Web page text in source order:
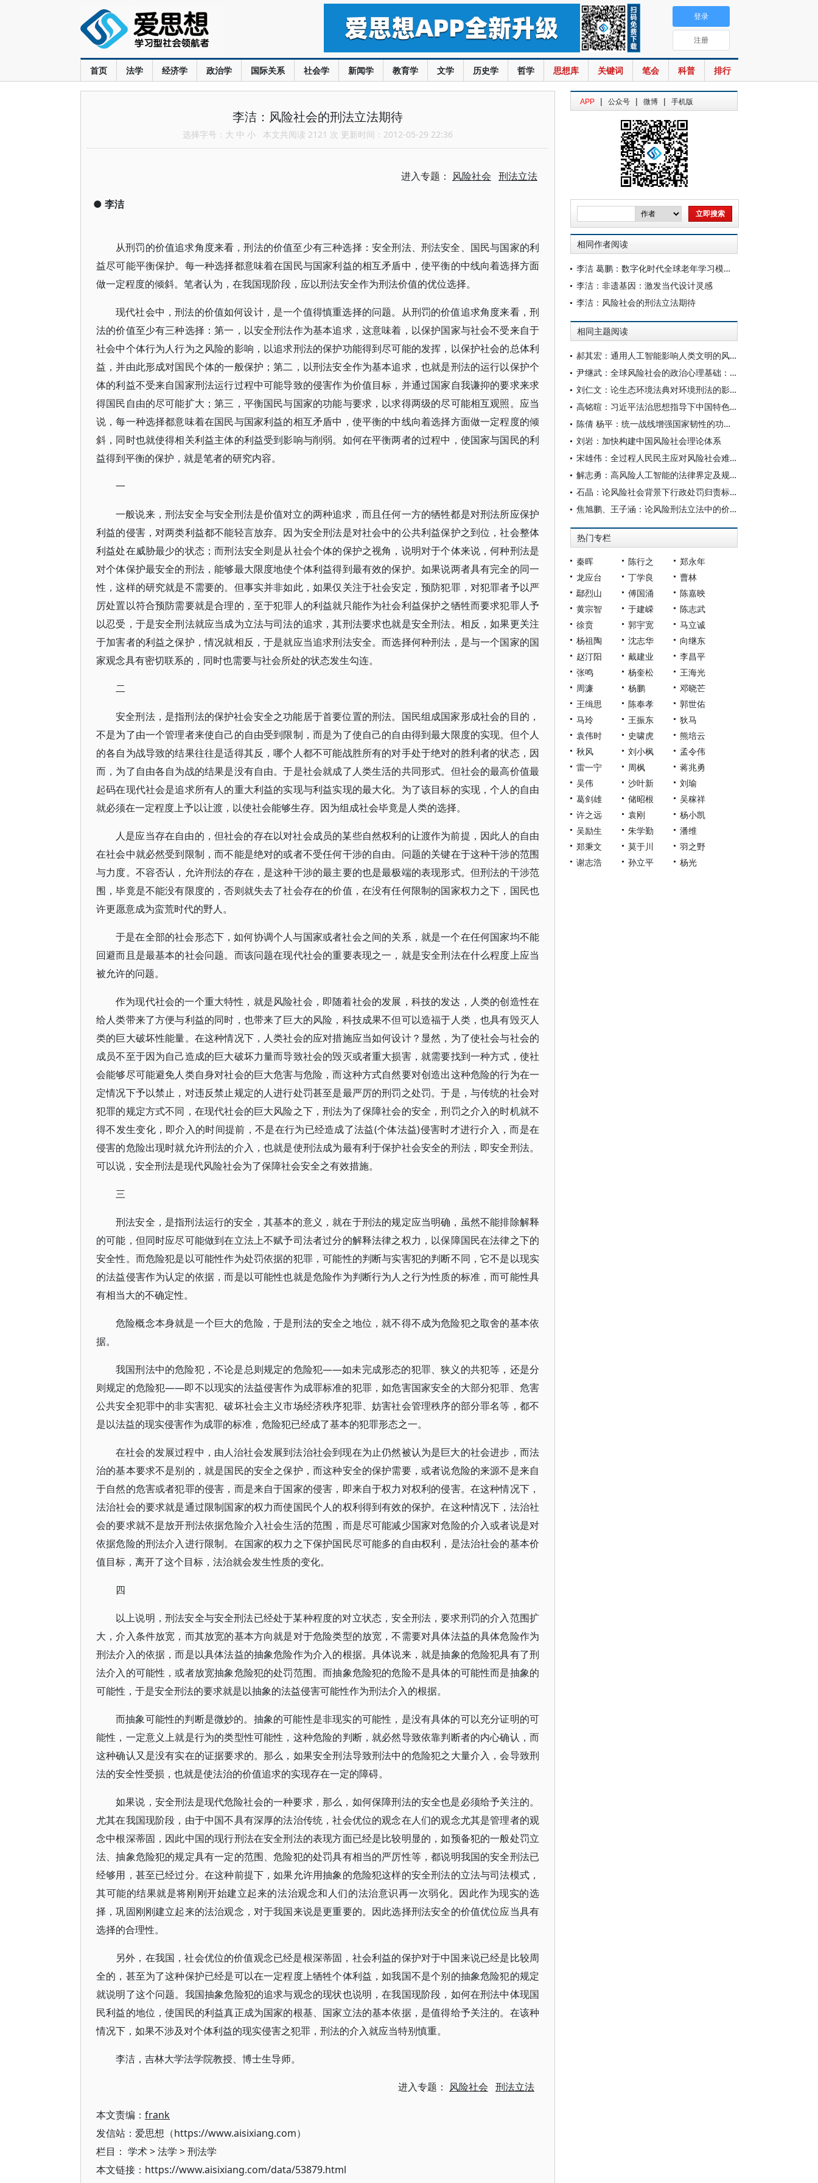
首页 法学 经济学 政治学 国际关系 社会学 新闻学 教育学 文学 历史学 哲学 思想库 关键词 笔会 科普 排行
登录
注册
李洁：风险社会的刑法立法期待
选择字号： 大 中 小 本文共阅读 2121 次 更新时间：2012-05-29 22:36
进入专题： 风险社会 刑法立法
● 李洁
从刑罚的价值追求角度来看，刑法的价值至少有三种选择：安全刑法、刑法安全、国民与国家的利
益尽可能平衡保护。每一种选择都意味着在国民与国家利益的相互矛盾中，使平衡的中线向着选择方面
做一定程度的倾斜。笔者认为，在我国现阶段，应以刑法安全作为刑法价值的优位选择。
现代社会中，刑法的价值如何设计，是一个值得慎重选择的问题。从刑罚的价值追求角度来看，刑
法的价值至少有三种选择：第一，以安全刑法作为基本追求，这意味着，以保护国家与社会不受来自于
社会中个体行为人行为之风险的影响，以追求刑法的保护功能得到尽可能的发挥，以保护社会的总体利
益，并由此形成对国民个体的一般保护；第二，以刑法安全作为基本追求，也就是刑法的运行以保护个
体的利益不受来自国家刑法运行过程中可能导致的侵害作为价值目标，并通过国家自我谦抑的要求来求
得国民自由的尽可能扩大；第三，平衡国民与国家的功能与要求，以求得两级的尽可能相互观照。应当
说，每一种选择都意味着在国民与国家利益的相互矛盾中，使平衡的中线向着选择方面做一定程度的倾
斜，同时也就使得相关利益主体的利益受到影响与削弱。如何在平衡两者的过程中，使国家与国民的利
益得到平衡的保护，就是笔者的研究内容。
一
一般说来，刑法安全与安全刑法是价值对立的两种追求，而且任何一方的牺牲都是对刑法所应保护
利益的侵害，对两类利益都不能轻言放弃。因为安全刑法是对社会中的公共利益保护之到位，社会整体
利益处在威胁最少的状态；而刑法安全则是从社会个体的保护之视角，说明对于个体来说，何种刑法是
对个体保护最安全的刑法，能够最大限度地使个体利益得到最有效的保护。如果说两者具有完全的同一
性，这样的研究就是不需要的。但事实并非如此，如果仅关注于社会安定，预防犯罪，对犯罪者予以严
厉处置以符合预防需要就是合理的，至于犯罪人的利益就只能作为社会利益保护之牺牲而要求犯罪人予
以忍受，于是安全刑法就应当成为立法与司法的追求，其刑法要求也就是安全刑法。相反，如果更关注
于加害者的利益之保护，情况就相反，于是就应当追求刑法安全。而选择何种刑法，是与一个国家的国
家观念具有密切联系的，同时也需要与社会所处的状态发生勾连。
二
安全刑法，是指刑法的保护社会安全之功能居于首要位置的刑法。国民组成国家形成社会的目的，
不是为了由一个管理者来使自己的自由受到限制，而是为了使自己的自由得到最大限度的实现。但个人
的各自为战导致的结果往往是适得其反，哪个人都不可能战胜所有的对手处于绝对的胜利者的状态，因
而，为了自由各自为战的结果是没有自由。于是社会就成了人类生活的共同形式。但社会的最高价值最
起码在现代社会是追求所有人的重大利益的实现与利益实现的最大化。为了该目标的实现，个人的自由
就必须在一定程度上予以让渡，以使社会能够生存。因为组成社会毕竟是人类的选择。
人是应当存在自由的，但社会的存在以对社会成员的某些自然权利的让渡作为前提，因此人的自由
在社会中就必然受到限制，而不能是绝对的或者不受任何干涉的自由。问题的关键在于这种干涉的范围
与力度。不容否认，允许刑法的存在，是这种干涉的最主要的也是最极端的表现形式。但刑法的干涉范
围，毕竟是不能没有限度的，否则就失去了社会存在的价值，在没有任何限制的国家权力之下，国民也
许更愿意成为蛮荒时代的野人。
于是在全部的社会形态下，如何协调个人与国家或者社会之间的关系，就是一个在任何国家均不能
回避而且是最基本的社会问题。而该问题在现代社会的重要表现之一，就是安全刑法在什么程度上应当
被允许的问题。
作为现代社会的一个重大特性，就是风险社会，即随着社会的发展，科技的发达，人类的创造性在
给人类带来了方便与利益的同时，也带来了巨大的风险，科技成果不但可以造福于人类，也具有毁灭人
类的巨大破坏性能量。在这种情况下，人类社会的应对措施应当如何设计？显然，为了使社会与社会的
成员不至于因为自己造成的巨大破坏力量而导致社会的毁灭或者重大损害，就需要找到一种方式，使社
会能够尽可能避免人类自身对社会的巨大危害与危险，而这种方式自然要对创造出这种危险的行为在一
定情况下予以禁止，对违反禁止规定的人进行处罚甚至是最严厉的刑罚之处罚。于是，与传统的社会对
犯罪的规定方式不同，在现代社会的巨大风险之下，刑法为了保障社会的安全，刑罚之介入的时机就不
得不发生变化，即介入的时间提前，不是在行为已经造成了法益(个体法益)侵害时才进行介入，而是在
侵害的危险出现时就允许刑法的介入，也就是使刑法成为最有利于保护社会安全的刑法，即安全刑法。
可以说，安全刑法是现代风险社会为了保障社会安全之有效措施。
三
刑法安全，是指刑法运行的安全，其基本的意义，就在于刑法的规定应当明确，虽然不能排除解释
的可能，但同时应尽可能做到在立法上不赋予司法者过分的解释法律之权力，以保障国民在法律之下的
安全性。而危险犯是以可能性作为处罚依据的犯罪，可能性的判断与实害犯的判断不同，它不是以现实
的法益侵害作为认定的依据，而是以可能性也就是危险作为判断行为人之行为性质的标准，而可能性具
有相当大的不确定性。
危险概念本身就是一个巨大的危险，于是刑法的安全之地位，就不得不成为危险犯之取舍的基本依
据。
我国刑法中的危险犯，不论是总则规定的危险犯——如未完成形态的犯罪、狭义的共犯等，还是分
则规定的危险犯——即不以现实的法益侵害作为成罪标准的犯罪，如危害国家安全的大部分犯罪、危害
公共安全犯罪中的非实害犯、破坏社会主义市场经济秩序犯罪、妨害社会管理秩序的部分罪名等，都不
是以法益的现实侵害作为成罪的标准，危险犯已经成了基本的犯罪形态之一。
在社会的发展过程中，由人治社会发展到法治社会到现在为止仍然被认为是巨大的社会进步，而法
治的基本要求不是别的，就是国民的安全之保护，而这种安全的保护需要，或者说危险的来源不是来自
于自然的危害或者犯罪的侵害，而是来自于国家的侵害，即来自于权力对权利的侵害。在这种情况下，
法治社会的要求就是通过限制国家的权力而使国民个人的权利得到有效的保护。在这种情况下，法治社
会的要求就不是放开刑法依据危险介入社会生活的范围，而是尽可能减少国家对危险的介入或者说是对
依据危险的刑法介入进行限制。在国家的权力之下保护国民尽可能多的自由权利，是法治社会的基本价
值目标，离开了这个目标，法治就会发生性质的变化。
四
以上说明，刑法安全与安全刑法已经处于某种程度的对立状态，安全刑法，要求刑罚的介入范围扩
大，介入条件放宽，而其放宽的基本方向就是对于危险类型的放宽，不需要对具体法益的具体危险作为
刑法介入的依据，而是以具体法益的抽象危险作为介入的根据。具体说来，就是抽象的危险犯具有了刑
法介入的可能性，或者放宽抽象危险犯的处罚范围。而抽象危险犯的危险不是具体的可能性而是抽象的
可能性，于是安全刑法的要求就是以抽象的法益侵害可能性作为刑法介入的根据。
而抽象可能性的判断是微妙的。抽象的可能性是非现实的可能性，是没有具体的可以充分证明的可
能性，一定意义上就是行为的类型性可能性，这种危险的判断，就必然导致依靠判断者的内心确认，而
这种确认又是没有实在的证据要求的。那么，如果安全刑法导致刑法中的危险犯之大量介入，会导致刑
法的安全性受损，也就是使法治的价值追求的实现存在一定的障碍。
如果说，安全刑法是现代危险社会的一种要求，那么，如何保障刑法的安全也是必须给予关注的。
尤其在我国现阶段，由于中国不具有深厚的法治传统，社会优位的观念在人们的观念尤其是管理者的观
念中根深蒂固，因此中国的现行刑法在安全刑法的表现方面已经是比较明显的，如预备犯的一般处罚立
法、抽象危险犯的规定具有一定的范围、危险犯的处罚具有相当的严厉性等，都说明我国的安全刑法已
经够用，甚至已经过分。在这种前提下，如果允许用抽象的危险犯这样的安全刑法的立法与司法模式，
其可能的结果就是将刚刚开始建立起来的法治观念和人们的法治意识再一次弱化。因此作为现实的选
择，巩固刚刚建立起来的法治观念，对于我国来说是更重要的。因此选择刑法安全的价值优位应当具有
选择的合理性。
另外，在我国，社会优位的价值观念已经是根深蒂固，社会利益的保护对于中国来说已经是比较周
全的，甚至为了这种保护已经是可以在一定程度上牺牲个体利益，如我国不是个别的抽象危险犯的规定
就说明了这个问题。我国抽象危险犯的追求与观念的现状也说明，在我国现阶段，如何在刑法中体现国
民利益的地位，使国民的利益真正成为国家的根基、国家立法的基本依据，是值得给予关注的。在该种
情况下，如果不涉及对个体利益的现实侵害之犯罪，刑法的介入就应当特别慎重。
李洁，吉林大学法学院教授、博士生导师。
进入专题： 风险社会 刑法立法
本文责编： frank
发信站：爱思想（https://www.aisixiang.com）
栏目： 学术>法学 >刑法学
本文链接：https://www.aisixiang.com/data/53879.html
APP | 公众号 | 微博 | 手机版
相同作者阅读
李洁 葛鹏：数字化时代全球老年学习模式一瞥
李洁：非遗基因：激发当代设计灵感
李洁：风险社会的刑法立法期待
相同主题阅读
郝其宏：通用人工智能影响人类文明的风险研判与治理路径
尹继武：全球风险社会的政治心理基础：一项理论性的探索
刘仁文：论生态环境法典对环境刑法的影响
高铭暄：习近平法治思想指导下中国特色刑法学高质量发展论纲
陈倩 杨平：统一战线增强国家韧性的功能定位、内在机理与实践路径
刘岩：加快构建中国风险社会理论体系
宋雄伟：全过程人民民主应对风险社会难题的优势——基于信息机制的考察
解志勇：高风险人工智能的法律界定及规制
石晶：论风险社会背景下行政处罚归责标准重构
焦旭鹏、王子涵：论风险刑法立法中的价值权衡
热门专栏
秦晖 陈行之
郑永年
龙应台
丁学良
曹林
鄢烈山
傅国涌
陈嘉映
黄宗智
于建嵘
陈志武
徐贲
郭宇宽
马立诚
杨祖陶
沈志华
向继东
赵汀阳
戴建业
李昌平
张鸣
杨奎松
王海光
周濂
杨鹏
邓晓芒
王缉思
陈奉孝
郭世佑
马玲
王振东
狄马
袁伟时
史啸虎
熊培云
秋风
刘小枫
孟令伟
雷一宁
周枫
蒋兆勇
吴伟
沙叶新
刘瑜
葛剑雄
储昭根
吴稼祥
许之远
袁刚
杨小凯
吴励生
朱学勤
潘维
郑秉文
莫于川
羽之野
谢志浩
孙立平 杨光